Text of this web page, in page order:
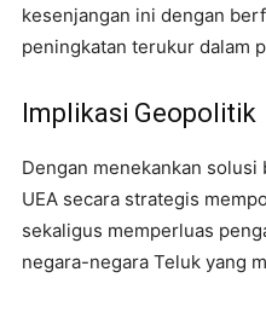
kesenjangan ini dengan
peningkatan terukur dalam
Implikasi Geopolitik
Dengan menekankan
UEA secara strategis
sekaligus memperluas
negara-negara Teluk yang